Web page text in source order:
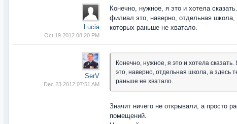
Lucia
Oct 19 2012 08:20 PM
Конечно, нужное, я это и хотела
филиал это, наверно, отдельная
которых раньше не хватало.
SerV
Dec 23 2012 07:51 AM
Конечно, нужное, я это и хотела
это, наверно, отдельная школа, а здесь
раньше не хватало.
Значит ничего не открывали, а просто
помещений.